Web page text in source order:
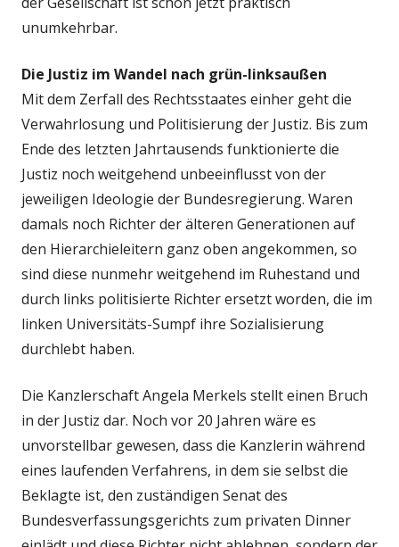
unumkehrbar.
Die Justiz im Wandel nach grün-linksaußen
Mit dem Zerfall des Rechtsstaates einher geht die
Verwahrlosung und Politisierung der Justiz. Bis zum
Ende des letzten Jahrtausends funktionierte die
Justiz noch weitgehend unbeeinflusst von der
jeweiligen Ideologie der Bundesregierung. Waren
damals noch Richter der älteren Generationen auf
den Hierarchieleitern ganz oben angekommen, so
sind diese nunmehr weitgehend im Ruhestand und
durch links politisierte Richter ersetzt worden, die im
linken Universitäts-Sumpf ihre Sozialisierung
durchlebt haben.
Die Kanzlerschaft Angela Merkels stellt einen Bruch
in der Justiz dar. Noch vor 20 Jahren wäre es
unvorstellbar gewesen, dass die Kanzlerin während
eines laufenden Verfahrens, in dem sie selbst die
Beklagte ist, den zuständigen Senat des
Bundesverfassungsgerichts zum privaten Dinner